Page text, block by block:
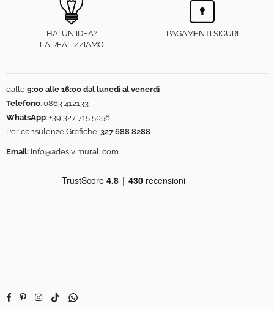
HAI UN'IDEA?
LA REALIZZIAMO
PAGAMENTI SICURI
dalle 9:00 alle 16:00 dal lunedì al venerdì
Telefono: 0863 412133
WhatsApp: +39 327 715 5056
Per consulenze Grafiche: 327 688 8288
Email: info@adesivimurali.com
FacebookPinterestInstagram
TikTokWhatsapp